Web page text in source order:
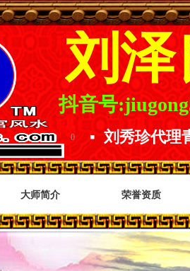
넷 刘秀珍代理
刘泽
抖音号
大师简介 荣誉资质